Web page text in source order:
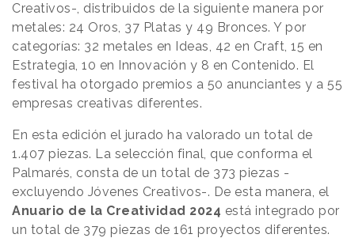
Creativos-, distribuidos de la siguiente manera por
metales: 24 Oros, 37 Platas y 49 Bronces. Y por
categorías: 32 metales en Ideas, 42 en Craft, 15 en
Estrategia, 10 en Innovación y 8 en Contenido. El
festival ha otorgado premios a 50 anunciantes y a 55
empresas creativas diferentes.
En esta edición el jurado ha valorado un total de
1.407 piezas. La selección final, que conforma el
Palmarés, consta de un total de 373 piezas -
excluyendo Jóvenes Creativos-. De esta manera, el
Anuario de la Creatividad 2024 está integrado por
un total de 379 piezas de 161 proyectos diferentes.